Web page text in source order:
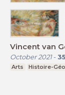
Vincent van
October 2021- 35
Arts Histoire-